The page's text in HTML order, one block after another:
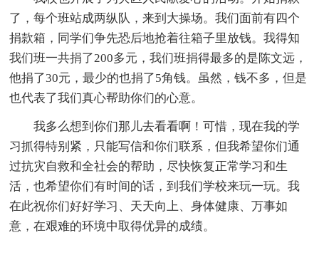
了，每个班站成两纵队，来到大操场。我们面前有四个
捐款箱，同学们争先恐后地抢着往箱子里放钱。我得知
我们班一共捐了200多元，我们班捐得最多的是陈文远，
他捐了30元，最少的也捐了5角钱。虽然，钱不多，但是
也代表了我们真心帮助你们的心意。
我多么想到你们那儿去看看啊！可惜，现在我的学
习抓得特别紧，只能写信和你们联系，但我希望你们通
过抗灾自救和全社会的帮助，尽快恢复正常学习和生
活，也希望你们有时间的话，到我们学校来玩一玩。我
在此祝你们好好学习、天天向上、身体健康、万事如
意，在艰难的环境中取得优异的成绩。